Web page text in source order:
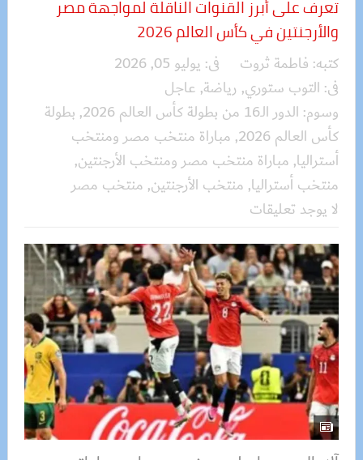
تعرف على أبرز القنوات الناقلة لمواجهة مصر
والأرجنتين في كأس العالم 2026
كتبه: فاطمة ثروت فى: يوليو 05, 2026
فى: التوب ستوري, رياضة, عاجل
وسوم: الدور الـ16 من بطولة كأس العالم 2026 , بطولة
كأس العالم 2026
, مباراة منتخب مصر ومنتخب
أستراليا, مباراة منتخب مصر ومنتخب الأرجنتين,
منتخب أستراليا, منتخب الأرجنتين, منتخب مصر
لا يوجد تعليقات